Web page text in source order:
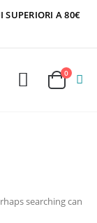
SUPERIORI A 80€
0
searching can